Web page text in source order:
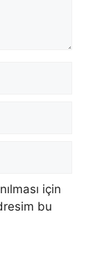
için
bu